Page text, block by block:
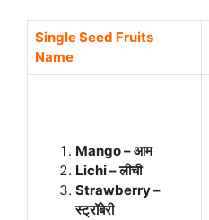
Single Seed Fruits
Name
Mango – आम
Lichi – लीची
Strawberry –
स्ट्रॉबेरी